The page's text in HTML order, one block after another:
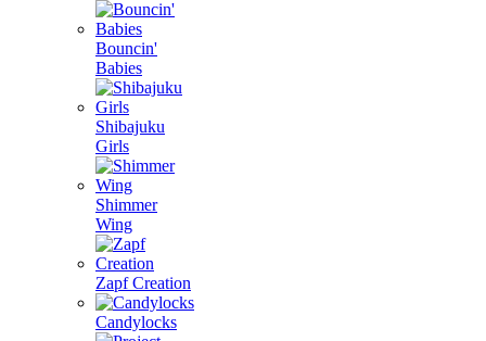
Bouncin'
Babies
Shibajuku
Girls
Shimmer
Wing
Zapf Creation
Candylocks